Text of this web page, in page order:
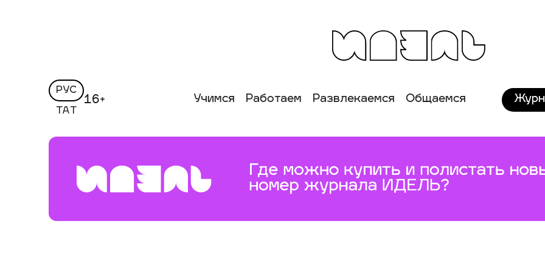
РУС
ТАТ
16+ Учимся Работаем Развлекаемся Общаемся